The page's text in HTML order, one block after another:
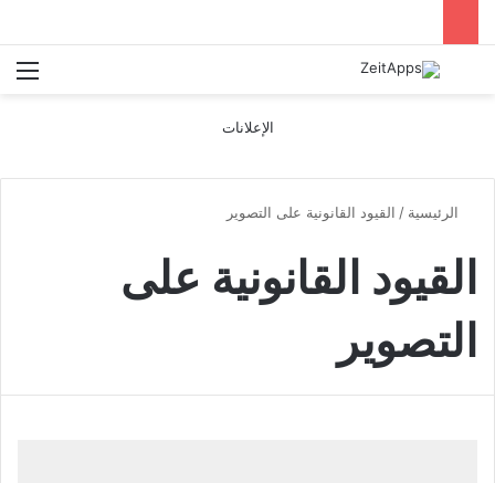
بحث عن
الإعلانات
الرئيسية / القيود القانونية على التصوير
القيود القانونية على
التصوير